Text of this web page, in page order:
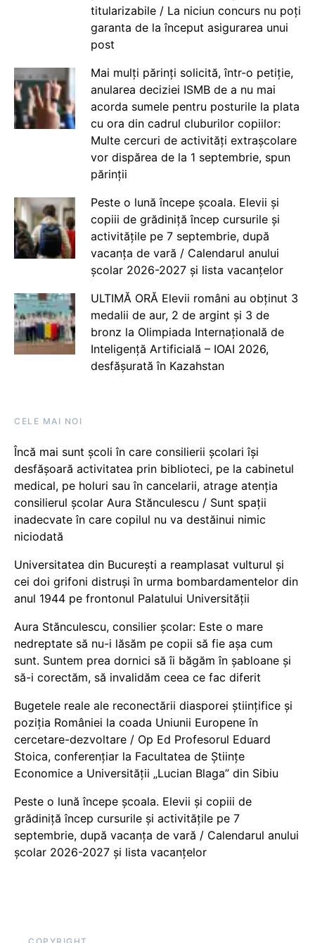
titularizabile / La niciun concurs nu poți
garanta de la început asigurarea unui
post
Mai mulți părinți solicită, într-o petiție,
anularea deciziei ISMB de a nu mai
acorda sumele pentru posturile la plata
cu ora din cadrul cluburilor copiilor:
Multe cercuri de activități extrașcolare
vor dispărea de la 1 septembrie, spun
părinții
Peste o lună începe școala. Elevii și
copiii de grădiniță încep cursurile și
activitățile pe 7 septembrie, după
vacanța de vară / Calendarul anului
școlar 2026-2027 și lista vacanțelor
ULTIMĂ ORĂ Elevii români au obținut 3
medalii de aur, 2 de argint și 3 de
bronz la Olimpiada Internațională de
Inteligență Artificială – IOAI 2026,
desfășurată în Kazahstan
CELE MAI NOI
Încă mai sunt școli în care consilierii școlari își
desfășoară activitatea prin biblioteci, pe la cabinetul
medical, pe holuri sau în cancelarii, atrage atenția
consilierul școlar Aura Stănculescu / Sunt spații
inadecvate în care copilul nu va destăinui nimic
niciodată
Universitatea din București a reamplasat vulturul și
cei doi grifoni distruși în urma bombardamentelor din
anul 1944 pe frontonul Palatului Universității
Aura Stănculescu, consilier școlar: Este o mare
nedreptate să nu-i lăsăm pe copii să fie așa cum
sunt. Suntem prea dornici să îi băgăm în șabloane și
să-i corectăm, să invalidăm ceea ce fac diferit
Bugetele reale ale reconectării diasporei științifice și
poziția României la coada Uniunii Europene în
cercetare-dezvoltare / Op Ed Profesorul Eduard
Stoica, conferențiar la Facultatea de Științe
Economice a Universității „Lucian Blaga” din Sibiu
Peste o lună începe școala. Elevii și copiii de
grădiniță încep cursurile și activitățile pe 7
septembrie, după vacanța de vară / Calendarul anului
școlar 2026-2027 și lista vacanțelor